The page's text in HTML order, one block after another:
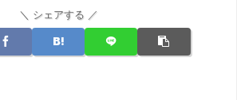
＼ シェアする ／